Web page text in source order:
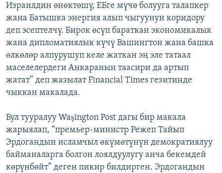
Израилдин өнөктөшү, ЕБге мүчө болууга талапкер
жана Батышка энергия алып чыгуунун коридору
деп эсептелчү. Бирок өсүп бараткан экономикалык
жана дипломатиялык күчү Вашингтон жана башка
өлкөлөр алпурушуп келе жаткан эң эле татаал
маселелердеги Анкаранын таасири да артып
жатат” деп жазылат Financial Times гезитинде
чыккан макалада.
Бул тууралуу Waşington Post дагы бир макала
жарыялап, “премьер-министр Режеп Тайып
Эрдогандын исламчыл өкүмөтүнүн демократиялуу
байманаларга болгон лоялдуулугу анча бекемдей
көрүнбөйт” деген пикир билдирген. Эрдогандын